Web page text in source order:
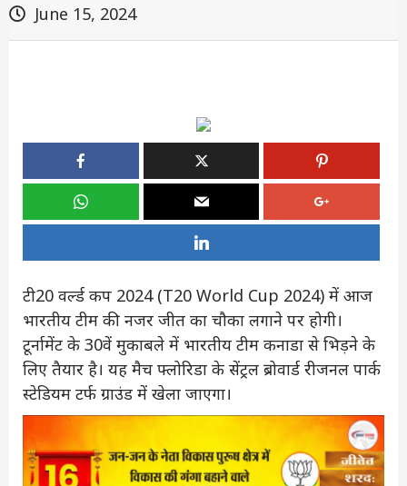
June 15, 2024
टी20 वर्ल्‍ड कप 2024 (T20 World Cup 2024) में आज
भारतीय टीम की नजर जीत का चौका लगाने पर होगी।
टूर्नामेंट के 30वें मुकाबले में भारतीय टीम कनाडा से भिड़ने के
लिए तैयार है। यह मैच फ्लोरिडा के सेंट्रल ब्रोवार्ड रीजनल पार्क
स्टेडियम टर्फ ग्राउंड में खेला जाएगा।